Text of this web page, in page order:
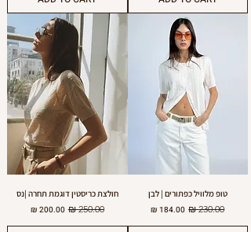
טופ מלוויל כפתורים | לבן
מחיר רגיל‏230.00 ‏₪ מחיר מבצע
חולצת כריסטין דוגמת תחרה |נס
מחיר רגיל‏250.00 ‏₪ מחיר מבצע‏200.00 ‏₪